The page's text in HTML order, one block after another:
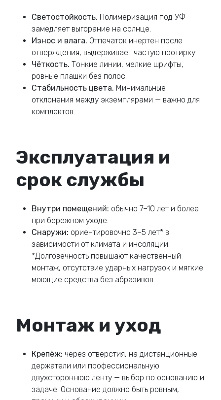
Светостойкость. Полимеризация под УФ
замедляет выгорание на солнце.
Износ и влага. Отпечаток инертен после
отверждения, выдерживает частую протирку.
Чёткость. Тонкие линии, мелкие шрифты,
ровные плашки без полос.
Стабильность цвета. Минимальные
отклонения между экземплярами — важно для
комплектов.
Эксплуатация и
срок службы
Внутри помещений: обычно 7–10 лет и более
при бережном уходе.
Снаружи: ориентировочно 3–5 лет* в
зависимости от климата и инсоляции.
*Долговечность повышают качественный
монтаж, отсутствие ударных нагрузок и мягкие
моющие средства без абразивов.
Монтаж и уход
Крепёж: через отверстия, на дистанционные
держатели или профессиональную
двухстороннюю ленту — выбор по основанию и
задаче. Основание должно быть ровным,